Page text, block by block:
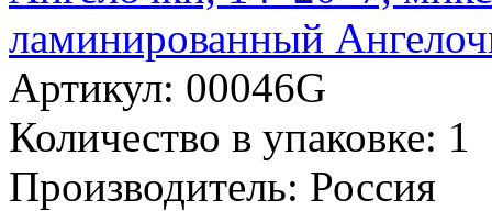
ламинированный
Артикул: 00046G
Количество в упаковке: 1
Производитель: Россия